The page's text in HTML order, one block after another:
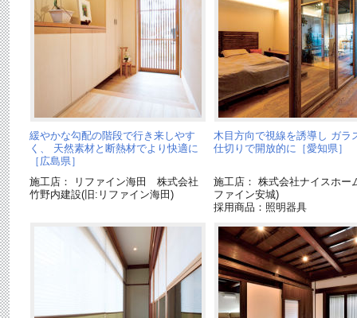
緩やかな勾配の階段で行き来しやす
く、 天然素材と断熱材でより快適に
［広島県］
施工店： リファイン海田 株式会社
竹野内建設(旧:リファイン海田)
木目方向で視線を誘導し ガラ
仕切りで開放的に［愛知県］
施工店： 株式会社ナイスホー
ファイン安城)
採用商品：照明器具